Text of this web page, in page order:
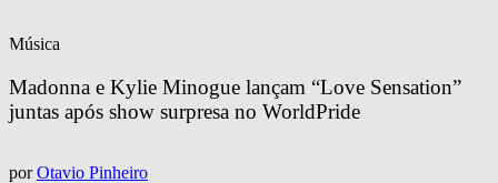
Música
Madonna e Kylie Minogue lançam “Love Sensation”
juntas após show surpresa no WorldPride
por Otavio Pinheiro